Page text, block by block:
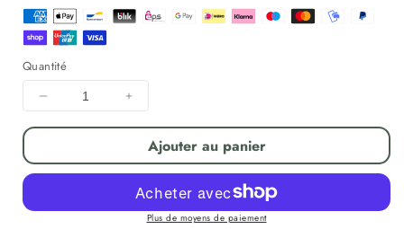
Quantité
Diminuer
la
pour
Obstkiste
Weinkiste
Augmenter
la
quantité
pour
Obstkiste
Holzkiste
Weinkiste
Ajouter au panier
Plus de moyens de paiement